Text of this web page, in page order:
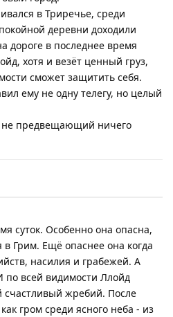
в Триречье, среди
деревни доходили
дороге в последнее время
хотя и везёт ценный груз,
сможет защитить себя.
ему не одну телегу, но целый
не предвещающий ничего
суток. Особенно она опасна,
Грим. Ещё опаснее она когда
насилия и грабежей. А
по всей видимости Ллойд
счастливый жребий. После
гром среди ясного неба - из